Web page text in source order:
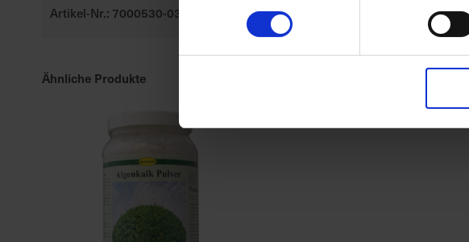
Artikel-Nr.: 7000530-03 Artikel-Nr.: 7000226-01-cfg
Ähnliche Produkte